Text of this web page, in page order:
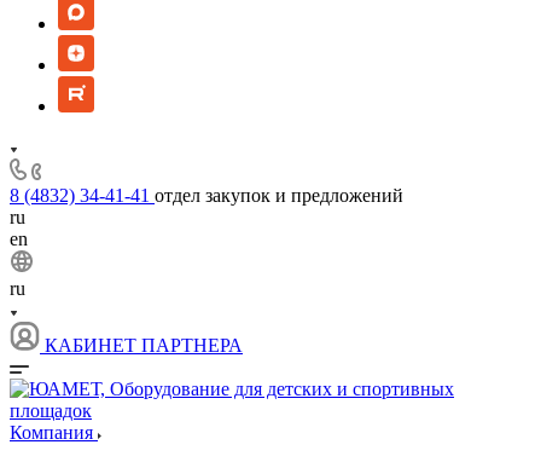
8 (4832) 34-41-41 отдел закупок и предложений
ru
en
ru
КАБИНЕТ ПАРТНЕРА
Компания